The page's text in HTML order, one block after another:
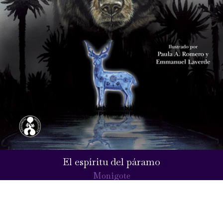
El espíritu del páramo
Monigote